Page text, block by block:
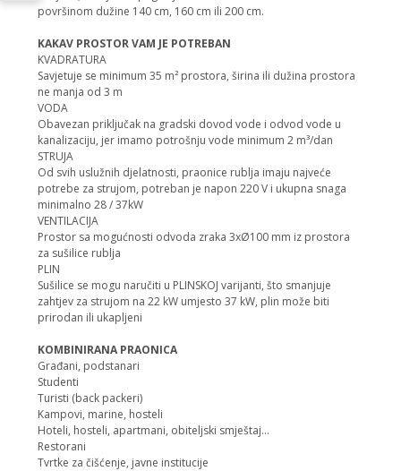
površinom dužine 140 cm, 160 cm ili 200 cm.
KAKAV PROSTOR VAM JE POTREBAN
KVADRATURA
Savjetuje se minimum 35 m² prostora, širina ili dužina prostora
ne manja od 3 m
VODA
Obavezan priključak na gradski dovod vode i odvod vode u
kanalizaciju, jer imamo potrošnju vode minimum 2 m³/dan
STRUJA
Od svih uslužnih djelatnosti, praonice rublja imaju najveće
potrebe za strujom, potreban je napon 220 V i ukupna snaga
minimalno 28 / 37kW
VENTILACIJA
Prostor sa mogućnosti odvoda zraka 3xØ100 mm iz prostora
za sušilice rublja
PLIN
Sušilice se mogu naručiti u PLINSKOJ varijanti, što smanjuje
zahtjev za strujom na 22 kW umjesto 37 kW, plin može biti
prirodan ili ukapljeni
KOMBINIRANA PRAONICA
Građani, podstanari
Studenti
Turisti (back packeri)
Kampovi, marine, hosteli
Hoteli, hosteli, apartmani, obiteljski smještaj...
Restorani
Tvrtke za čišćenje, javne institucije